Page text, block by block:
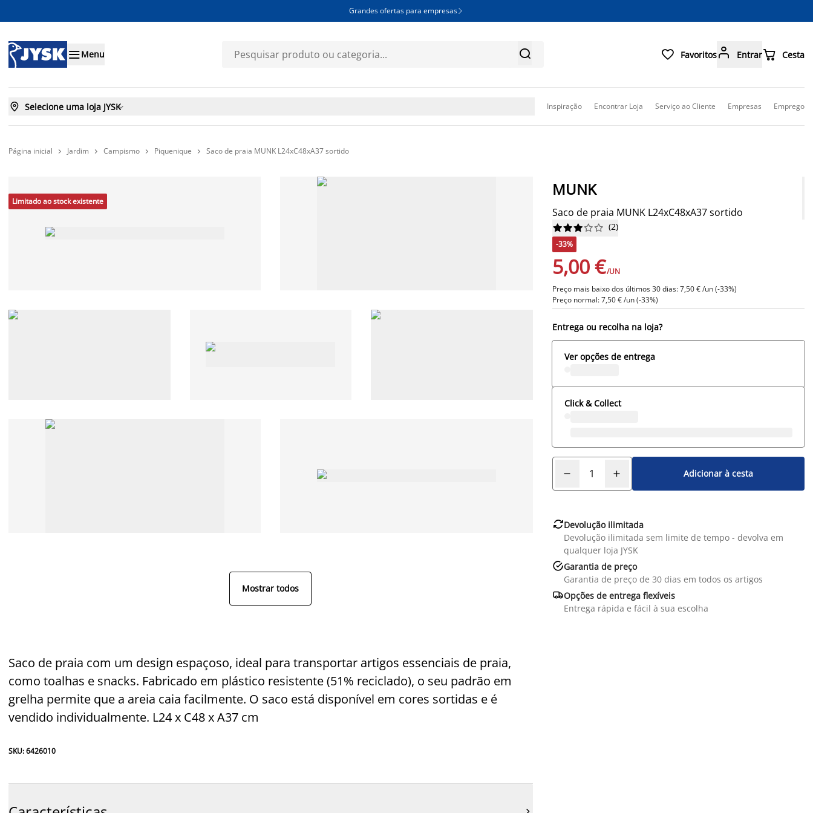
Grandes ofertas para empresas 
Menu   Favoritos Entrar Cesta
 Selecione uma loja JYSK Inspiração Encontrar Loja Serviço ao Cliente Empresas Emprego
Página inicial  Jardim  Campismo  Piquenique  Saco de praia MUNK L24xC48xA37 sortido
Limitado ao stock existente
Mostrar todos
Saco de praia com um design espaçoso, ideal para transportar artigos essenciais de praia,
como toalhas e snacks. Fabricado em plástico resistente (51% reciclado), o seu padrão em
grelha permite que a areia caia facilmente. O saco está disponível em cores sortidas e é
vendido individualmente. L24 x C48 x A37 cm
SKU: 6426010
MUNK
Saco de praia MUNK L24xC48xA37 sortido





 (2)
-33%
5,00 €/UN
Preço mais baixo dos últimos 30 dias: 7,50 € /un (-33%)
Preço normal: 7,50 € /un (-33%)
Entrega ou recolha na loja?
Ver opções de entrega
Click & Collect
Adicionar à cesta
Devolução ilimitada
Devolução ilimitada sem limite de tempo - devolva em
qualquer loja JYSK
Garantia de preço
Garantia de preço de 30 dias em todos os artigos
Opções de entrega flexíveis
Entrega rápida e fácil à sua escolha